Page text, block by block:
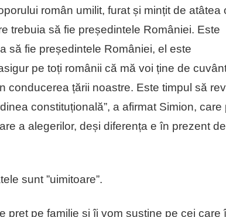
român umilit, furat și mințit de atâtea
trebuia să fie președintele României. Este
să fie președintele României, el este
pe toți românii că mă voi ține de
conducerea țării noastre. Este timpul să
constituțională”, a afirmat Simion, care
a alegerilor, deși diferența e în prezent
sunt ”uimitoare”.
preț pe familie și îi vom susține pe cei care